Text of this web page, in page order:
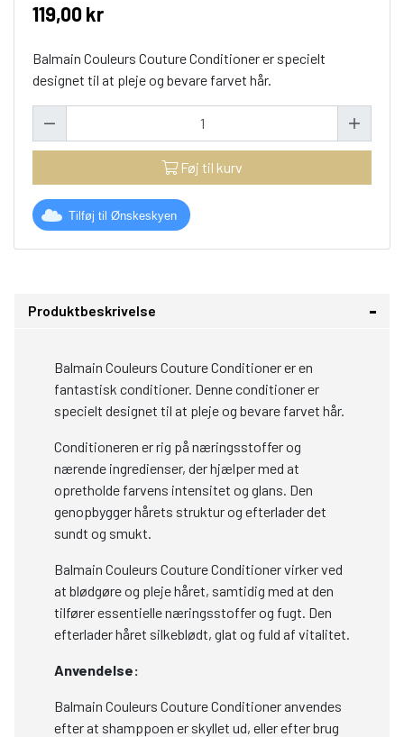
119,00 kr
Balmain Couleurs Couture Conditioner er specielt
designet til at pleje og bevare farvet hår.
Føj til kurv
Tilføj til Ønskeskyen
Produktbeskrivelse
Balmain Couleurs Couture Conditioner er en
fantastisk conditioner. Denne conditioner er
specielt designet til at pleje og bevare farvet hår.
Conditioneren er rig på næringsstoffer og
nærende ingredienser, der hjælper med at
opretholde farvens intensitet og glans. Den
genopbygger hårets struktur og efterlader det
sundt og smukt.
Balmain Couleurs Couture Conditioner virker ved
at blødgøre og pleje håret, samtidig med at den
tilfører essentielle næringsstoffer og fugt. Den
efterlader håret silkeblødt, glat og fuld af vitalitet.
Anvendelse:
Balmain Couleurs Couture Conditioner anvendes
efter at shamppoen er skyllet ud, eller efter brug